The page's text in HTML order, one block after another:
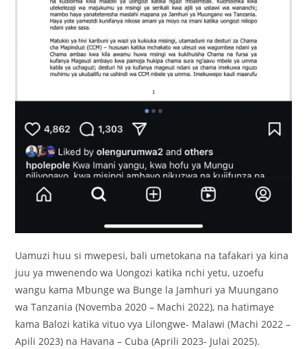
Uamuzi huu si mwepesi, bali umetokana na tafakari ya kina
juu ya mwenendo wa Uongozi katika nchi yetu, uzoefu
wangu kama Mbunge wa Bunge la Jamhuri ya Muungano
wa Tanzania (Novemba 2020 – Machi 2022), na hatimaye
kama Balozi katika vituo vya Lilongwe- Malawi (Machi 2022 –
Apili 2023) na Havana – Cuba (Aprili 2023- Julai 2025).